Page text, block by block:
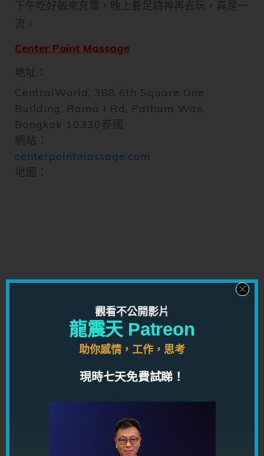
下午吃好飯來充電，晚上養足精神再去玩，真是一
流。
Center Point Massage
地址：
CentralWorld, 388 6th Square One
Building, Rama I Rd, Pathum Wan,
Bangkok 10330泰國
網站：
centerpointmassage.com
地圖：
觀看不公開影片
龍震天 Patreon
助你感情，工作，思考
現時七天免費試睇！